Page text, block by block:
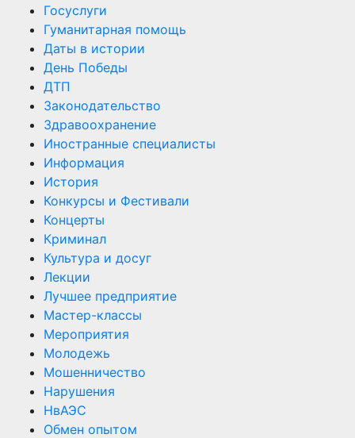
Госуслуги
Гуманитарная помощь
Даты в истории
День Победы
ДТП
Законодательство
Здравоохранение
Иностранные специалисты
Информация
История
Конкурсы и Фестивали
Концерты
Криминал
Культура и досуг
Лекции
Лучшее предприятие
Мастер-классы
Мероприятия
Молодежь
Мошенничество
Нарушения
НвАЭС
Обмен опытом